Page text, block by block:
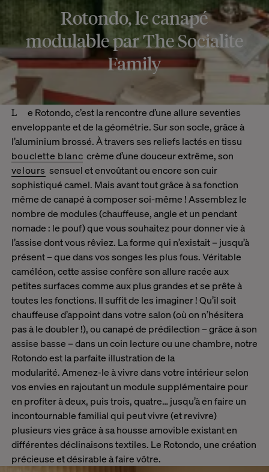
Rotondo, le canapé
modulable par The Socialite
Family
Le Rotondo, c’est la rencontre d’une allure seventies
enveloppante et de la géométrie. Sur son socle, grâce à
l’aluminium brossé. À travers ses reliefs lactés en tissu
bouclette blanc crème d’une douceur extrême, son
velours sensuel et envoûtant ou encore son cuir
sophistiqué camel. Mais avant tout grâce à sa fonction
même de canapé à composer soi-même ! Assemblez le
nombre de modules (chauffeuse, angle et un pendant
nomade : le pouf) que vous souhaitez pour donner vie à
l’assise dont vous rêviez. La forme qui n’existait – jusqu’à
présent – que dans vos songes les plus fous. Véritable
caméléon, cette assise confère son allure racée aux
petites surfaces comme aux plus grandes et se prête à
toutes les fonctions. Il suffit de les imaginer ! Qu’il soit
chauffeuse d’appoint dans votre salon (où on n’hésitera
pas à le doubler !), ou canapé de prédilection – grâce à son
assise basse – dans un coin lecture ou une chambre, notre
Rotondo est la parfaite illustration de la
modularité. Amenez-le à vivre dans votre intérieur selon
vos envies en rajoutant un module supplémentaire pour
en profiter à deux, puis trois, quatre… jusqu’à en faire un
incontournable familial qui peut vivre (et revivre)
plusieurs vies grâce à sa housse amovible existant en
différentes déclinaisons textiles. Le Rotondo, une création
précieuse et désirable à faire vôtre.